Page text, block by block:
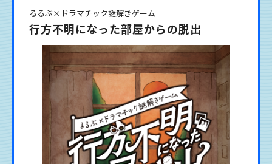
るるぶ×ドラマチック謎解きゲーム
行方不明になった部屋からの脱出